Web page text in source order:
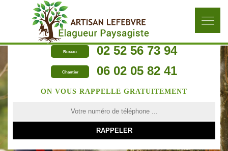
Bureau 02 52 56 73 94
Chantier 06 02 05 82 41
ON VOUS RAPPELLE GRATUITEMENT